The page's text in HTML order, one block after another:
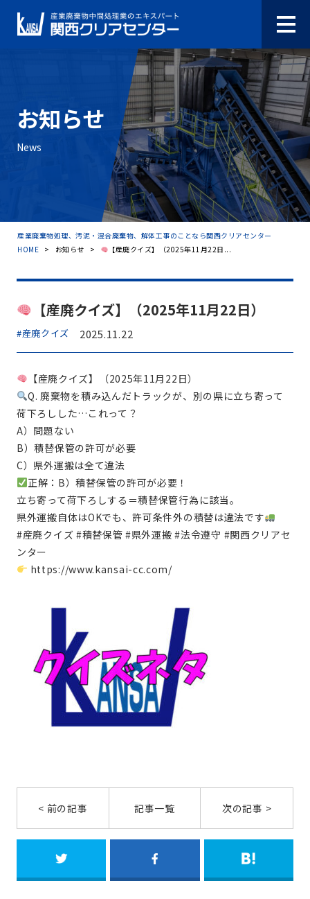
お知らせ
News
産業廃棄物処理、汚泥・混合廃棄物、解体工事のことなら関西クリアセンター
HOME > お知らせ > 【産廃クイズ】（2025年11月22日...
【産廃クイズ】（2025年11月22日）
#産廃クイズ 2025.11.22
【産廃クイズ】（2025年11月22日）
Q. 廃棄物を積み込んだトラックが、別の県に立ち寄って
荷下ろしした…これって？
A）問題ない
B）積替保管の許可が必要
C）県外運搬は全て違法
正解：B）積替保管の許可が必要！
立ち寄って荷下ろしする＝積替保管行為に該当。
県外運搬自体はOKでも、許可条件外の積替は違法です
#産廃クイズ #積替保管 #県外運搬 #法令遵守 #関西クリアセ
ンター
https://www.kansai-cc.com/
< 前の記事 記事一覧 次の記事 >